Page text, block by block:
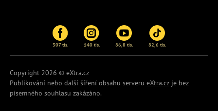
307 tis. 140 tis. 86,8 tis. 82,6 tis.
Copyright 2026 © eXtra.cz
Publikování nebo další šíření obsahu serveru eXtra.cz je bez
písemného souhlasu zakázáno.